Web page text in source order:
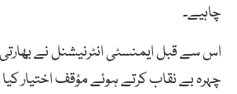
چاہیے۔
اس سے قبل ایمنسٹی انٹرنیشنل نے
چہرہ بے نقاب کرتے ہوئے مؤقف اختیار کیا